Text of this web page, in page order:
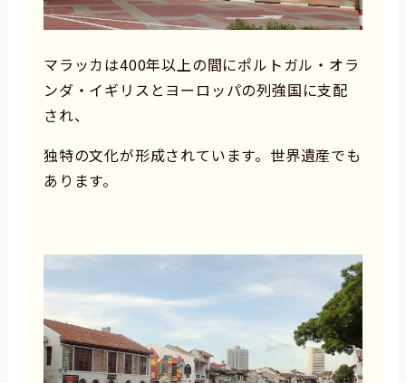
マラッカは400年以上の間にポルトガル・オラ
ンダ・イギリスとヨーロッパの列強国に支配
され、
独特の文化が形成されています。世界遺産でも
あります。